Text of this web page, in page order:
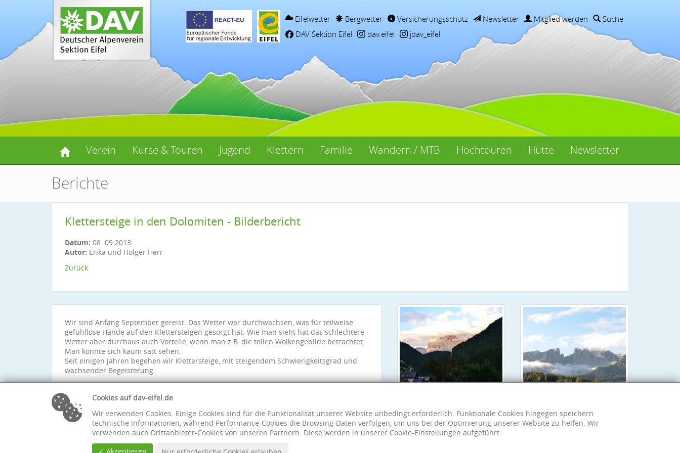
Eifelwetter Bergwetter Versicherungsschutz Newsletter Mitglied werden
Suche
DAV Sektion Eifel
dav.eifel jdav_eifel
Verein Kurse & Touren Jugend Klettern Familie Wandern / MTB Hochtouren Hütte Newsletter
Berichte
Klettersteige in den Dolomiten - Bilderbericht
Datum: 08. 09 2013
Autor: Erika und Holger Herr
Zurück
Wir sind Anfang September gereist. Das Wetter war durchwachsen, was für teilweise
gefühllose Hände auf den Klettersteigen gesorgt hat. Wie man sieht hat das schlechtere
Wetter aber durchaus auch Vorteile, wenn man z.B. die tollen Wolkengebilde betrachtet.
Man konnte sich kaum satt sehen.
Seit einigen Jahren begehen wir Klettersteige, mit steigendem Schwierigkeitsgrad und
wachsender Begeisterung.
Cookies auf dav-eifel.de
Wir verwenden Cookies. Einige Cookies sind für die Funktionalität unserer Website unbedingt erforderlich. Funktionale Cookies hingegen speichern
technische Informationen, während Performance-Cookies die Browsing-Daten verfolgen, um uns bei der Optimierung unserer Website zu helfen. Wir
verwenden auch Drittanbieter-Cookies von unseren Partnern. Diese werden in unserer Cookie-Einstellungen aufgeführt.